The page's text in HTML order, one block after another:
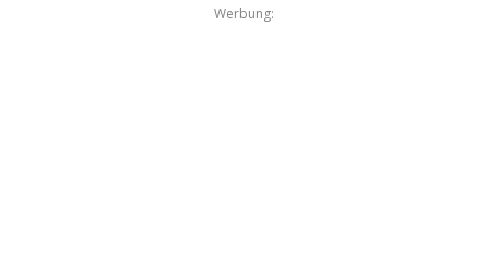
Werbung: